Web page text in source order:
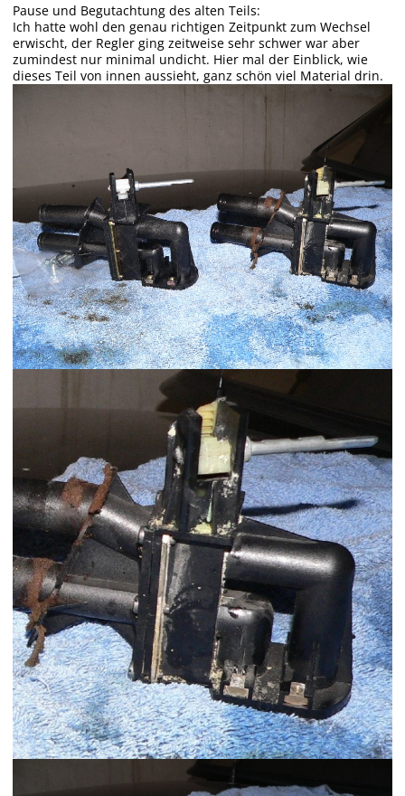
Pause und Begutachtung des alten Teils:
Ich hatte wohl den genau richtigen Zeitpunkt zum Wechsel
erwischt, der Regler ging zeitweise sehr schwer war aber
zumindest nur minimal undicht. Hier mal der Einblick, wie
dieses Teil von innen aussieht, ganz schön viel Material drin.